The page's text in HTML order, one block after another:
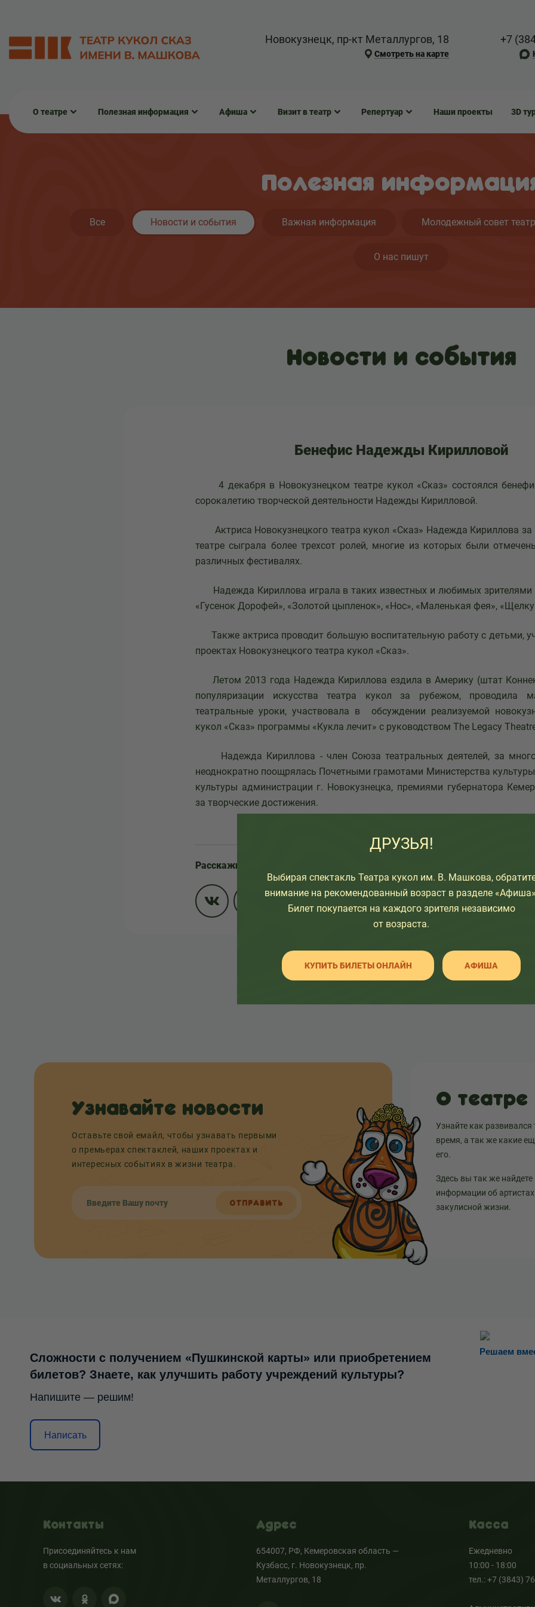
Новокузнецк, пр-кт Металлургов, 18
Смотреть на карте
+7
О театре Полезная информация Афиша Визит в театр Репертуар Наши проекты 3D
Полезная
Все Новости и события Важная информация Молодежный совет
О нас пишут
Новости и события
Бенефис Надежды Кирилловой
4 декабря в Новокузнецком театре кукол «Сказ» состоялся
сорокалетию творческой деятельности Надежды Кирилловой.
Актриса Новокузнецкого театра кукол «Сказ» Надежда Кириллова
театре сыграла более трехсот ролей, многие из которых были
различных фестивалях.
Надежда Кириллова играла в таких известных и любимых зрителями
«Гусенок Дорофей», «Золотой цыпленок», «Нос», «Маленькая фея»,
Также актриса проводит большую воспитательную работу с детьми,
проектах Новокузнецкого театра кукол «Сказ».
Летом 2013 года Надежда Кириллова ездила в Америку (штат
популяризации искусства театра кукол за рубежом, проводила
театральные уроки, участвовала в обсуждении реализуемой
кукол «Сказ» программы «Кукла лечит» с руководством The Legacy
Надежда Кириллова - член Союза театральных деятелей, за
неоднократно поощрялась Почетными грамотами Министерства
культуры администрации г. Новокузнецка, премиями губернатора
за творческие достижения.
Расскажите друзьям:
НАЗАД К СПИСКУ
Узнавайте новости
Оставьте свой емайл, чтобы узнавать первыми
о премьерах спектаклей, наших проектах и
интересных событиях в жизни театра.
ОТПРАВИТЬ
О театре
Узнайте как развивался
время, а так же какие
его.
Здесь вы так же найдете
информации об артистах
закулисной жизни.
Решаем
Сложности с получением «Пушкинской карты» или приобретением
билетов? Знаете, как улучшить работу учреждений культуры?
Напишите — решим!
Написать
Контакты
Присоединяйтесь к нам
в социальных сетях:
Адрес
654007, РФ, Кемеровская область —
Кузбасс, г. Новокузнецк, пр.
Металлургов, 18
Касса
Ежедневно
10:00 - 18:00
тел.: +7 (3843)
ДРУЗЬЯ!
Выбирая спектакль Театра кукол им. В. Машкова,
внимание на рекомендованный возраст в разделе
Билет покупается на каждого зрителя независимо
от возраста.
КУПИТЬ БИЛЕТЫ ОНЛАЙН АФИША